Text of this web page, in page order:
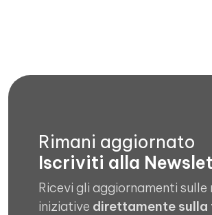
Rimani aggiornato
Iscriviti alla
Ricevi gli aggiornamenti sulle
iniziative direttamente sulla